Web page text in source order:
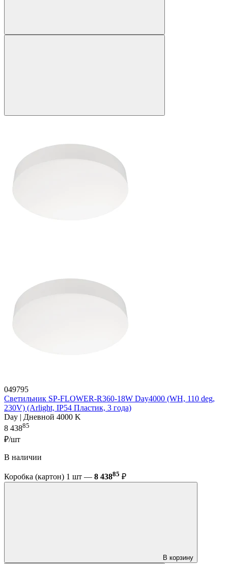
049795
Светильник SP-FLOWER-R360-18W Day4000 (WH, 110 deg,
230V) (Arlight, IP54 Пластик, 3 года)
Day | Дневной 4000 K
8 43885
₽/шт
В наличии
Коробка (картон) 1 шт — 8 43885 ₽
В корзину